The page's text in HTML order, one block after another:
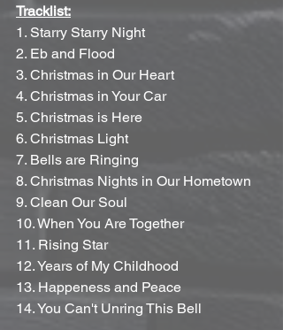
Tracklist:
1. Starry Starry Night
2. Eb and Flood
3. Christmas in Our Heart
4. Christmas in Your Car
5. Christmas is Here
6. Christmas Light
7. Bells are Ringing
8. Christmas Nights in Our Hometown
9. Clean Our Soul
10. When You Are Together
11. Rising Star
12. Years of My Childhood
13. Happeness and Peace
14. You Can't Unring This Bell